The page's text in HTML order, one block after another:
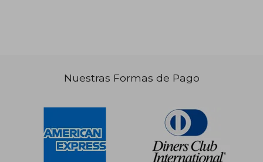
dcto. dcto.
Nuestras Formas de Pago